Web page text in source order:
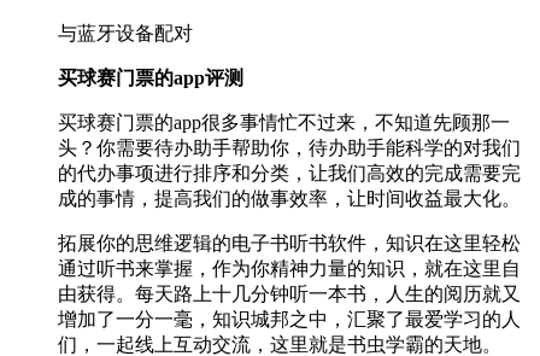
与蓝牙设备配对
买球赛门票的app评测
买球赛门票的app很多事情忙不过来，不知道先顾那一
头？你需要待办助手帮助你，待办助手能科学的对我们
的代办事项进行排序和分类，让我们高效的完成需要完
成的事情，提高我们的做事效率，让时间收益最大化。
拓展你的思维逻辑的电子书听书软件，知识在这里轻松
通过听书来掌握，作为你精神力量的知识，就在这里自
由获得。每天路上十几分钟听一本书，人生的阅历就又
增加了一分一毫，知识城邦之中，汇聚了最爱学习的人
们，一起线上互动交流，这里就是书虫学霸的天地。